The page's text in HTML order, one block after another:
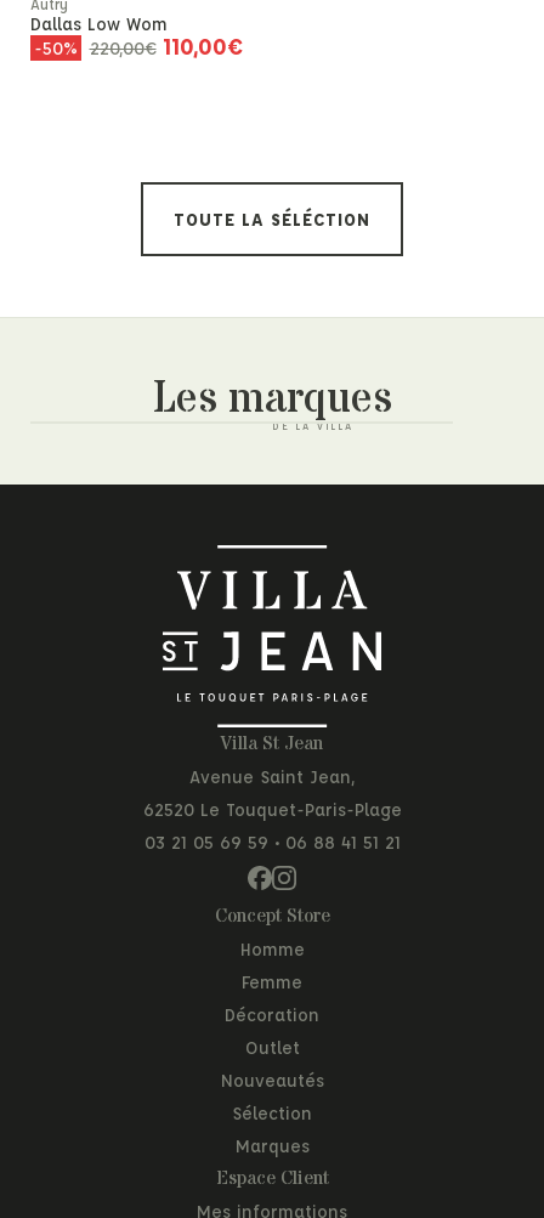
Dallas Low Wom
-50% 220,00€ 110,00€
TOUTE LA SÉLÉCTION
Les marques
Villa St Jean
Avenue Saint Jean,
62520 Le Touquet-Paris-Plage
03 21 05 69 59 • 06 88 41 51 21
Concept Store
Homme
Femme
Décoration
Outlet
Nouveautés
Sélection
Marques
Espace Client
Mes informations